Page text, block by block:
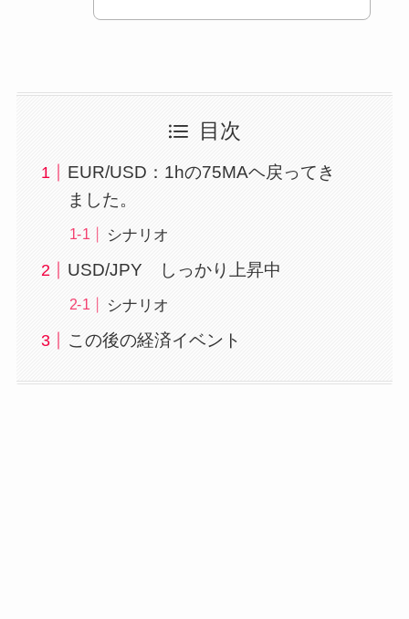
目次
EUR/USD：1hの75MAヘ戻ってき
ました。
シナリオ
USD/JPY しっかり上昇中
シナリオ
この後の経済イベント